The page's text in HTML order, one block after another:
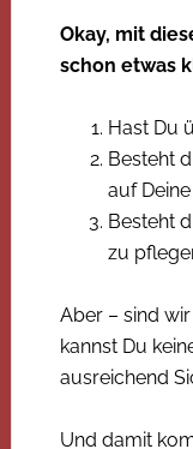
Okay, mit
schon etwas
Hast Du
Besteht
auf
Besteht
zu
Aber – sind
kannst Du
ausreichend
Und damit